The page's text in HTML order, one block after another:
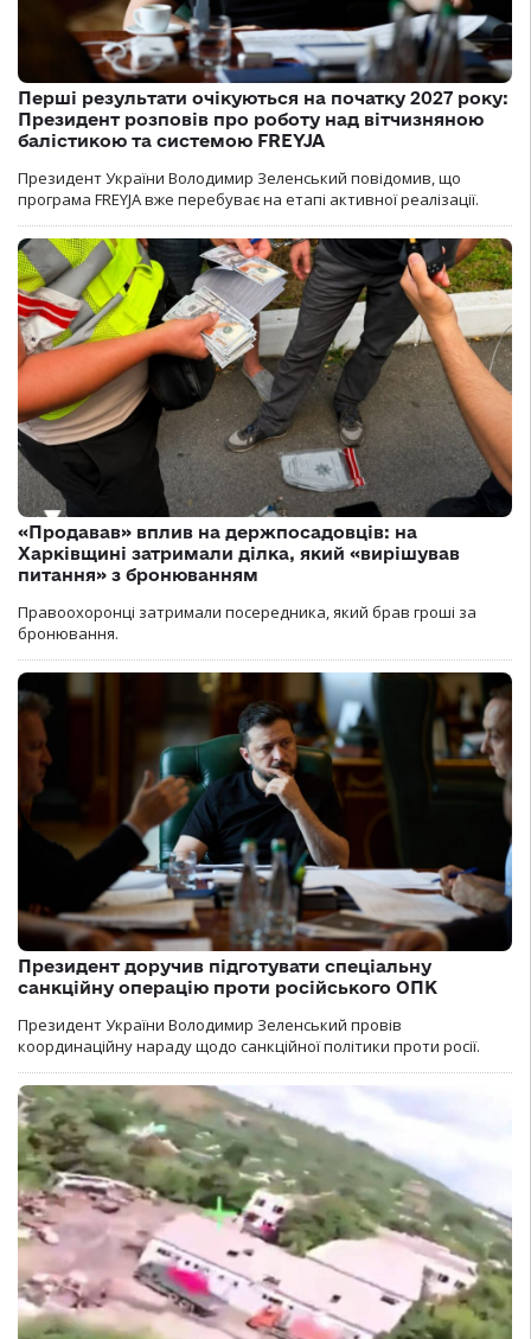
Перші результати очікуються на початку 2027 року:
Президент розповів про роботу над вітчизняною
балістикою та системою FREYJA
Президент України Володимир Зеленський повідомив, що
програма FREYJA вже перебуває на етапі активної реалізації.
«Продавав» вплив на держпосадовців: на
Харківщині затримали ділка, який «вирішував
питання» з бронюванням
Правоохоронці затримали посередника, який брав гроші за
бронювання.
Президент доручив підготувати спеціальну
санкційну операцію проти російського ОПК
Президент України Володимир Зеленський провів
координаційну нараду щодо санкційної політики проти росії.